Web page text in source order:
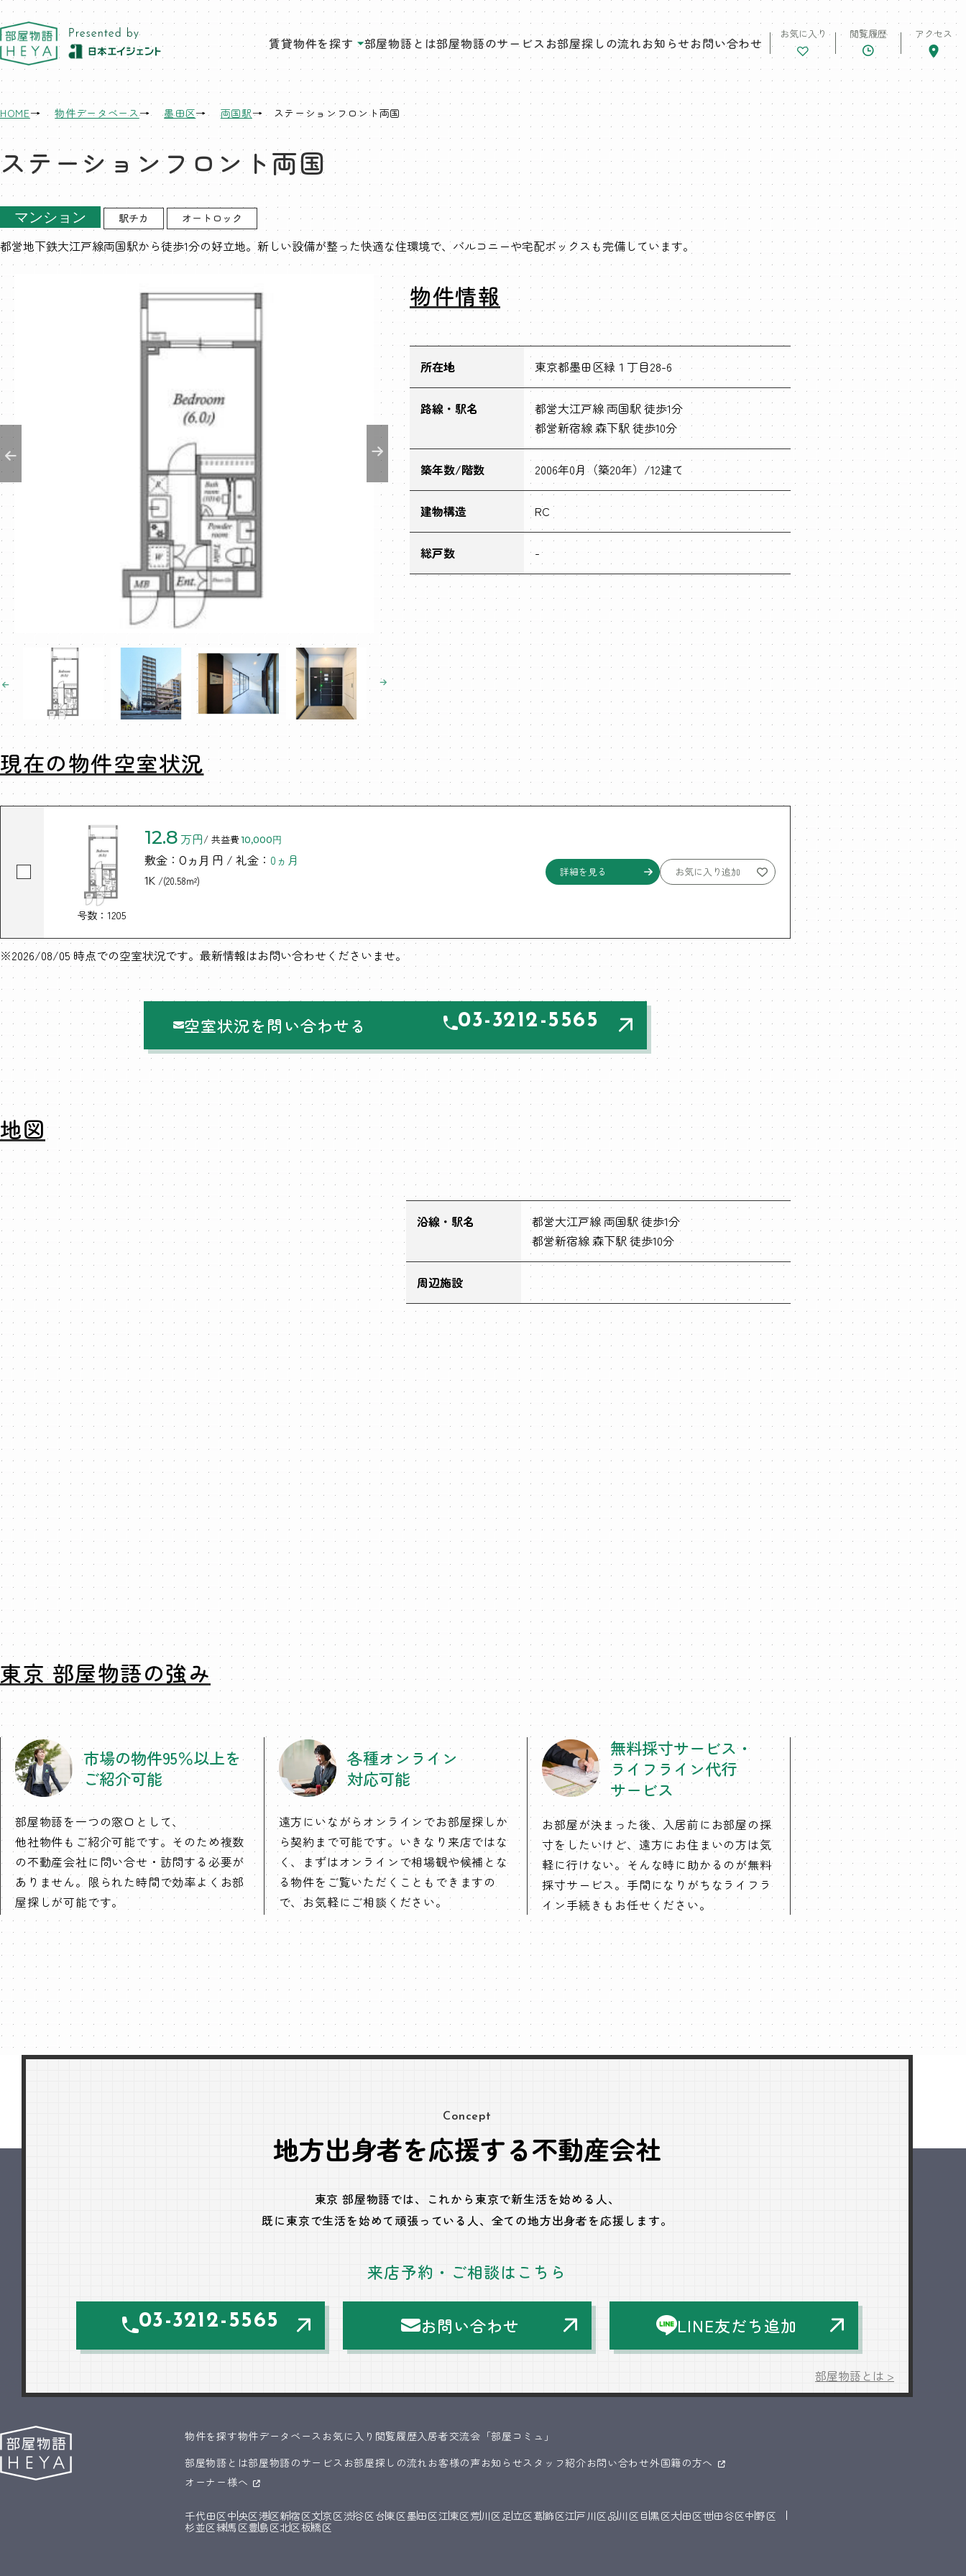
東京 部屋物語
賃貸物件を探す 部屋物語とは部屋物語のサービス お部屋探しの流れお知らせお問い合わせ
お気に入り 閲覧履歴 アクセス
HOME 物件データベース 墨田区 両国駅 ステーションフロント両国
ステーションフロント両国
マンション 駅チカ オートロック
都営地下鉄大江戸線両国駅から徒歩1分の好立地。新しい設備が整った快適な住環境で、バルコニーや宅配ボックスも完備しています。
物件情報
所在地 東京都墨田区緑１丁目28-6
路線・駅名
都営大江戸線 両国駅 徒歩1分
都営新宿線 森下駅 徒歩10分
築年数/階数 2006年0月（築20年）/12建て
建物構造 RC
総戸数 -
現在の物件空室状況
号数：1205
12.8 万円/ 共益費 10,000円
敷金： 0ヵ月 円 / 礼金： 0ヵ月
1K /(20.58m²)
詳細を見る お気に入り追加
※2026/08/05 時点での空室状況です。最新情報はお問い合わせくださいませ。
空室状況を問い合わせる 03-3212-5565
地図
沿線・駅名
都営大江戸線 両国駅 徒歩1分
都営新宿線 森下駅 徒歩10分
周辺施設
東京 部屋物語の強み
市場の物件95％以上を
ご紹介可能
部屋物語を一つの窓口として、
他社物件もご紹介可能です。そのため複数
の不動産会社に問い合せ・訪問する必要が
ありません。限られた時間で効率よくお部
屋探しが可能です。
各種オンライン
対応可能
遠方にいながらオンラインでお部屋探しか
ら契約まで可能です。いきなり来店ではな
く、まずはオンラインで相場観や候補とな
る物件をご覧いただくこともできますの
で、お気軽にご相談ください。
無料採寸サービス・
ライフライン代行
サービス
お部屋が決まった後、入居前にお部屋の採
寸をしたいけど、遠方にお住まいの方は気
軽に行けない。そんな時に助かるのが無料
採寸サービス。手間になりがちなライフラ
イン手続きもお任せください。
Concept
地方出身者を応援する不動産会社
東京 部屋物語では、
これから東京で新生活を始める人、
既に東京で生活を始めて頑張っている人、 全ての地方出身者を応援します。
来店予約・ご相談はこちら
03-3212-5565 お問い合わせ LINE友だち追加
部屋物語とは >
物件を探す物件データベース お気に入り 閲覧履歴入居者交流会「部屋コミュ」
部屋物語とは部屋物語のサービス お部屋探しの流れ お客様の声お知らせスタッフ紹介お問い合わせ外国籍の方へ
オーナー様へ
千代田区中央区港区新宿区文京区渋谷区台東区墨田区江東区荒川区 足立区葛飾区江戸川区品川区 目黒区大田区世田谷区中野区
杉並区練馬区豊島区北区板橋区